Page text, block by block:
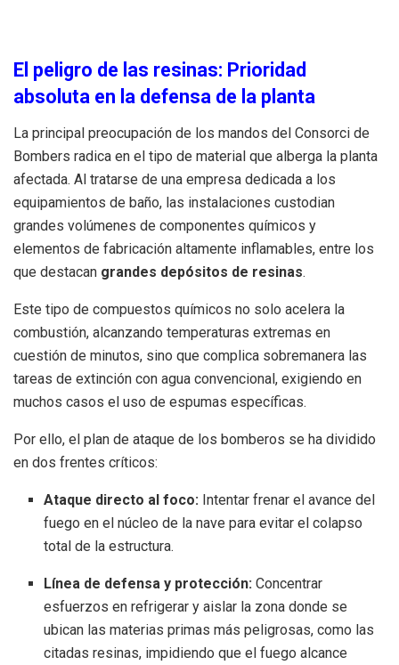
El peligro de las resinas: Prioridad
absoluta en la defensa de la planta
La principal preocupación de los mandos del Consorci de
Bombers radica en el tipo de material que alberga la planta
afectada. Al tratarse de una empresa dedicada a los
equipamientos de baño, las instalaciones custodian
grandes volúmenes de componentes químicos y
elementos de fabricación altamente inflamables, entre los
que destacan grandes depósitos de resinas.
Este tipo de compuestos químicos no solo acelera la
combustión, alcanzando temperaturas extremas en
cuestión de minutos, sino que complica sobremanera las
tareas de extinción con agua convencional, exigiendo en
muchos casos el uso de espumas específicas.
Por ello, el plan de ataque de los bomberos se ha dividido
en dos frentes críticos:
Ataque directo al foco: Intentar frenar el avance del
fuego en el núcleo de la nave para evitar el colapso
total de la estructura.
Línea de defensa y protección: Concentrar
esfuerzos en refrigerar y aislar la zona donde se
ubican las materias primas más peligrosas, como las
citadas resinas, impidiendo que el fuego alcance